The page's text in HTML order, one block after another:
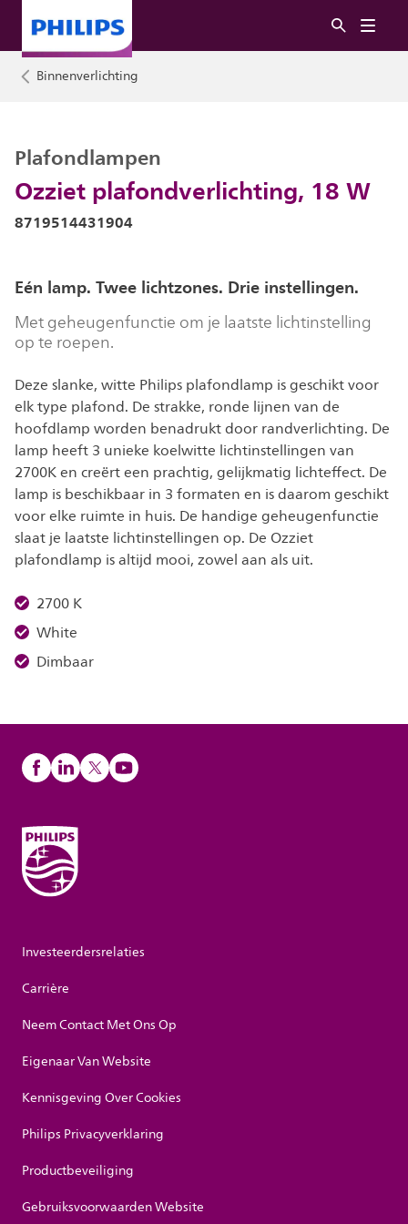
Binnenverlichting
Ozziet plafondverlichting, 18 W
Plafondlampen
8719514431904
Eén lamp. Twee lichtzones. Drie instellingen.
Met geheugenfunctie om je laatste lichtinstelling
op te roepen.
Deze slanke, witte Philips plafondlamp is geschikt voor
elk type plafond. De strakke, ronde lijnen van de
hoofdlamp worden benadrukt door randverlichting. De
lamp heeft 3 unieke koelwitte lichtinstellingen van
2700K en creërt een prachtig, gelijkmatig lichteffect. De
lamp is beschikbaar in 3 formaten en is daarom geschikt
voor elke ruimte in huis. De handige geheugenfunctie
slaat je laatste lichtinstellingen op. De Ozziet
plafondlamp is altijd mooi, zowel aan als uit.
2700 K
White
Dimbaar
Investeerdersrelaties
Carrière
Neem Contact Met Ons Op
Eigenaar Van Website
Kennisgeving Over Cookies
Philips Privacyverklaring
Productbeveiliging
Gebruiksvoorwaarden Website